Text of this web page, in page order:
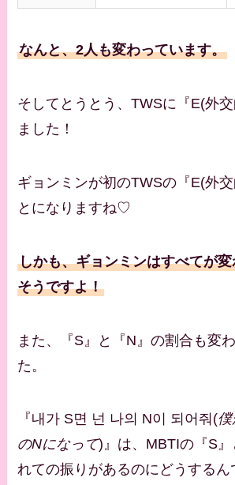
なんと、2人も変わっています。
そしてとうとう、TWSに『E(外
ました！
ギョンミンが初のTWSの『E(外
とになりますね♡
しかも、ギョンミンはすべてが
そうですよ！
また、『S』と『N』の割合も変
た。
『내가 S면 넌 나의 N이 되어줘(
のNになって)』は、MBTIの『S
れての振りがあるのにどうするん